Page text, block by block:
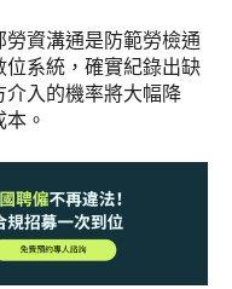
勞資溝通是防範勞檢通
系統，確實紀錄出缺
入的機率將大幅降
。